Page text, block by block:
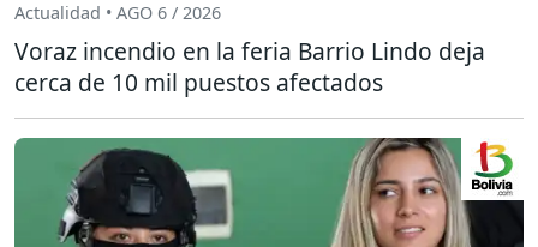
Actualidad • AGO 6 / 2026
Voraz incendio en la feria Barrio Lindo deja
cerca de 10 mil puestos afectados